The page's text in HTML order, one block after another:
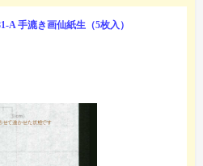
手漉き画仙紙生（5枚入）